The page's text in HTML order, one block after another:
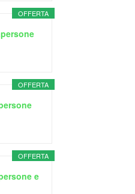
OFFERTA
OFFERTA
OFFERTA
e